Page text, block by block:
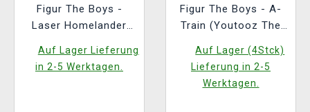
Figur The Boys -
Laser Homelander
Auf Lager Lieferung
in 2-5 Werktagen.
Figur The Boys - A-
Train (Youtooz The
Auf Lager (4Stck)
Lieferung in 2-5
Werktagen.